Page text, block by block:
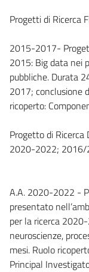
Progetti di Ricerca
2015-2017-
2015: Big data nei
pubbliche. Durata
2017; conclusione
ricoperto:
Progetto di Ricerca
2020-2022;
A.A. 2020-2022 -
presentato
per la ricerca
neuroscienze,
mesi. Ruolo
Principal